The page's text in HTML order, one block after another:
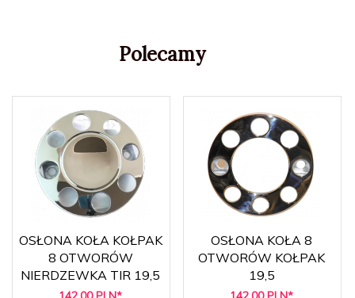
Polecamy
OSŁONA KOŁA KOŁPAK
8 OTWORÓW
NIERDZEWKA TIR 19,5
OSŁONA KOŁA 8
OTWORÓW KOŁPAK
19,5